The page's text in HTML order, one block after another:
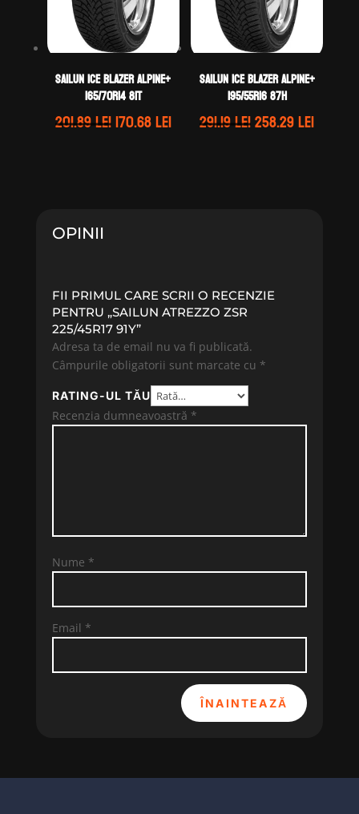
Sailun ICE BLAZER ALPINE+
165/70R14 81T
201.89leiPrețul
170.68leiPrețul
Sailun ICE BLAZER ALPINE+
195/55R16 87H
291.19leiPrețul
258.29leiPrețul
OPINII
FII PRIMUL CARE SCRII O RECENZIE
PENTRU „SAILUN ATREZZO ZSR
225/45R17 91Y”
Adresa ta de email nu va fi publicată.
Câmpurile obligatorii sunt marcate cu *
RATING-UL TĂU
Recenzia dumneavoastră *
Nume *
Email *
ÎNAINTEAZĂ